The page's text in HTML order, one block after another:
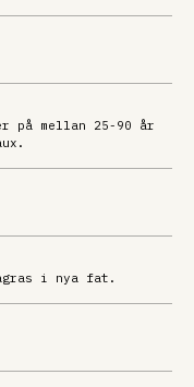
på mellan 25-90 år
i nya fat.